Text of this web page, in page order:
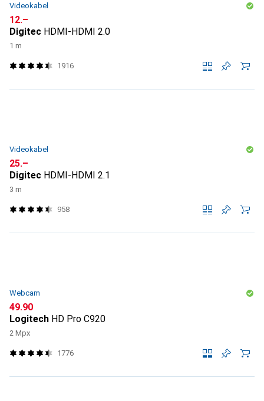
Videokabel
CHF
12.–
Digitec HDMI-HDMI 2.0
1 m
1916
Videokabel
CHF
25.–
Digitec HDMI-HDMI 2.1
3 m
958
Webcam
CHF
49.90
Logitech HD Pro C920
2 Mpx
1776